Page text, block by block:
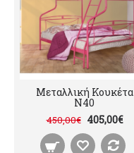
Μεταλλική Κουκέτα
N40
450,00€ 405,00€